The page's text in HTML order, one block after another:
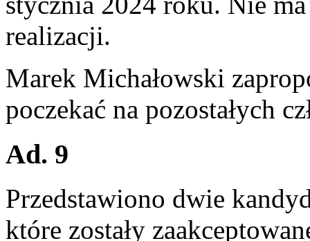
realizacji.
Marek Michałowski
poczekać na pozostałych
Ad. 9
Przedstawiono dwie
które zostały